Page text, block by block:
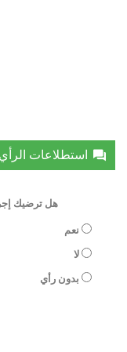
استطلاعات الرأي
هل ترضيك
نعم
لا
بدون رأي